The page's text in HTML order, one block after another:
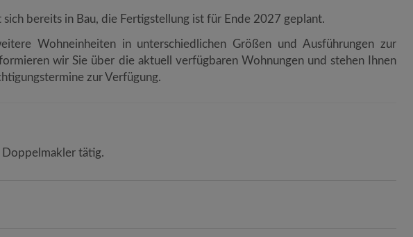
sich bereits in Bau, die Fertigstellung ist für Ende 2027 geplant.
Wohneinheiten in unterschiedlichen Größen und Ausführungen zur
wir Sie über die aktuell verfügbaren Wohnungen und stehen Ihnen
zur Verfügung.
Doppelmakler tätig.